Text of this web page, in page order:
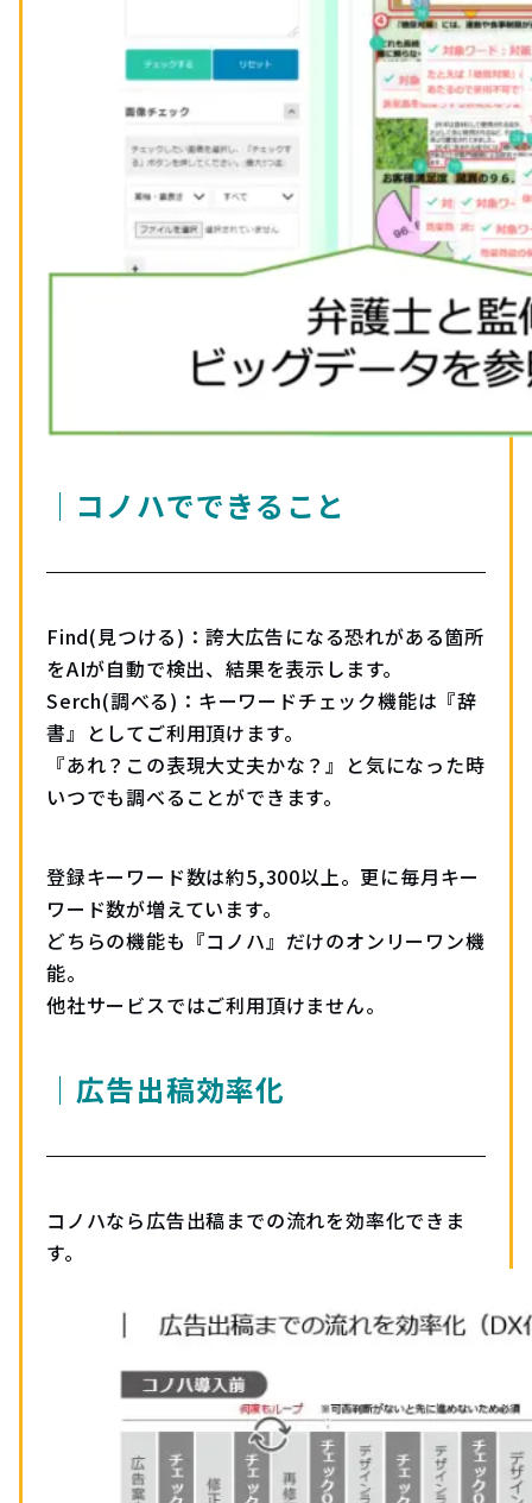
｜コノハでできること
Find(見つける)：誇大広告になる恐れがある箇所
をAIが自動で検出、結果を表示します。
Serch(調べる)：キーワードチェック機能は『辞
書』としてご利用頂けます。
『あれ？この表現大丈夫かな？』と気になった時
いつでも調べることができます。
登録キーワード数は約5,300以上。更に毎月キー
ワード数が増えています。
どちらの機能も『コノハ』だけのオンリーワン機
能。
他社サービスではご利用頂けません。
｜広告出稿効率化
コノハなら広告出稿までの流れを効率化できま
す。